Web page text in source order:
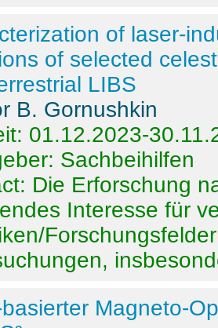
of laser-
of selected
LIBS
B. Gornushkin
01.12.2023-
Sachbeihilfen
Die Erforschung
Interesse für
basierter Magneto-